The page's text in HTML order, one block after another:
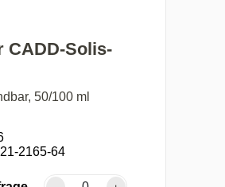
CADD-Solis-
50/100 ml
2165-64